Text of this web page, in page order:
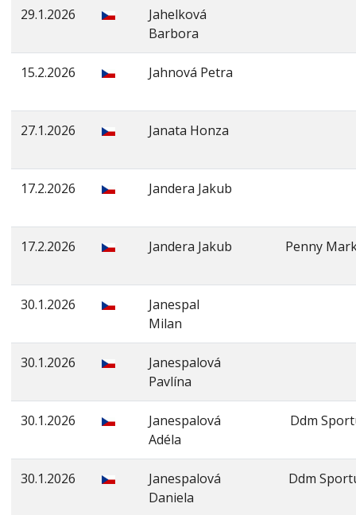
29.1.2026
Jahelková
Barbora
15.2.2026 Jahnová Petra
27.1.2026 Janata Honza
17.2.2026 Jandera Jakub
17.2.2026 Jandera Jakub Penny
30.1.2026
Janespal
Milan
30.1.2026
Janespalová
Pavlína
30.1.2026
Janespalová
Adéla
Ddm
30.1.2026
Janespalová
Daniela
Ddm